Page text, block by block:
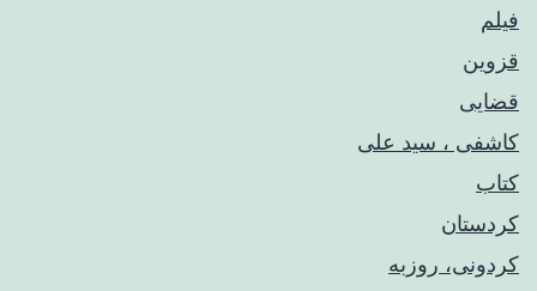
فیلم
قزوین
قضایی
کاشفی ، سید علی
کتاب
کردستان
کردونی، روزبه